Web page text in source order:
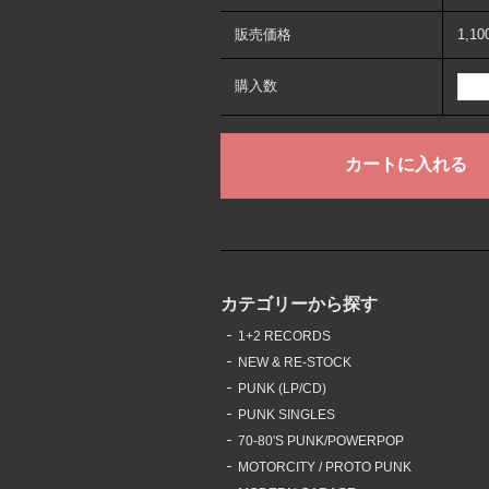
販売価格
購入数
カテゴリーから探す
1+2 RECORDS
NEW & RE-STOCK
PUNK (LP/CD)
PUNK SINGLES
70-80'S PUNK/POWERPOP
MOTORCITY / PROTO PUNK